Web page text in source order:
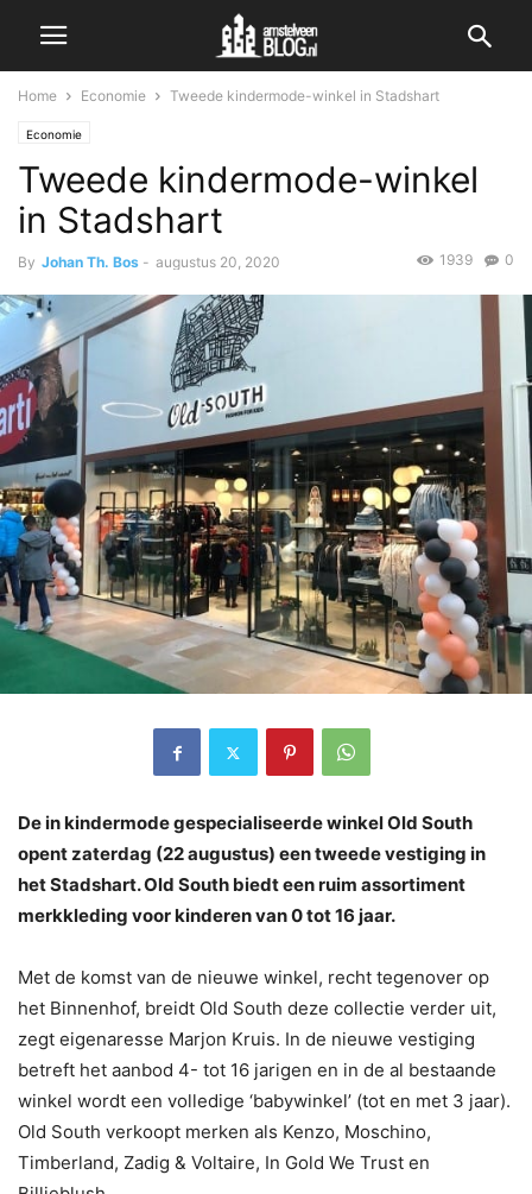
Home Economie Tweede kindermode-winkel in Stadshart
Economie
Tweede kindermode-winkel
in Stadshart
By Johan Th. Bos - augustus 20, 2020 0
1939
De in kindermode gespecialiseerde winkel Old South
opent zaterdag (22 augustus) een tweede vestiging in
het Stadshart. Old South biedt een ruim assortiment
merkkleding voor kinderen van 0 tot 16 jaar.
Met de komst van de nieuwe winkel, recht tegenover op
het Binnenhof, breidt Old South deze collectie verder uit,
zegt eigenaresse Marjon Kruis. In de nieuwe vestiging
betreft het aanbod 4- tot 16 jarigen en in de al bestaande
winkel wordt een volledige ‘babywinkel’ (tot en met 3 jaar).
Old South verkoopt merken als Kenzo, Moschino,
Timberland, Zadig & Voltaire, In Gold We Trust en